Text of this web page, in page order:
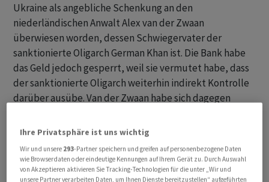
Ukraine als angebliche Schenkung an den
niederländischen Anwalt Alex van der Zwaan
überwiesen worden, dessen Schwiegervater der
sanktionierte Oligarch German Khan ist. Die Bank habe
das Geld jedoch gesperrt, weil sie vermutet habe, dass
der sanktionierte Oligarch weiterhin indirekt Kontrolle
darüber ausübe. Van der Zwaan habe sich dagegen
umgangen worden.
Ihre Privatsphäre ist uns wichtig
Wir und unsere 293-Partner speichern und greifen auf personenbezogene Daten
wie Browserdaten oder eindeutige Kennungen auf Ihrem Gerät zu. Durch Auswahl
von Akzeptieren aktivieren Sie Tracking-Technologien für die unter „Wir und
unsere Partner verarbeiten Daten, um Ihnen Dienste bereitzustellen“ aufgeführten